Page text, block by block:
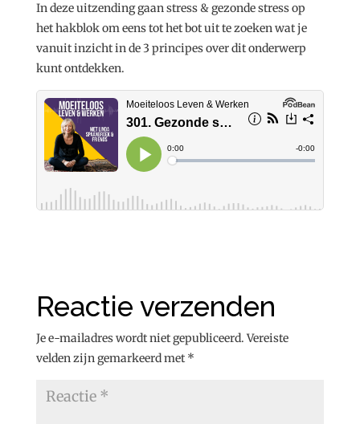
In deze uitzending gaan stress & gezonde stress op
het hakblok om eens tot het bot uit te zoeken wat je
vanuit inzicht in de 3 principes over dit onderwerp
kunt ontdekken.
Reactie verzenden
Je e-mailadres wordt niet gepubliceerd. Vereiste
velden zijn gemarkeerd met *